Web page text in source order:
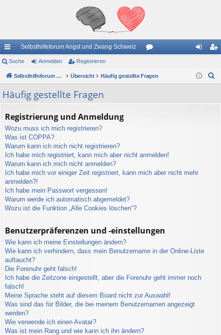
ch
ne
llz
riff
Selbsthilfeforum Angst und Zwang Schweiz
en m ist
Suche Anmelden Registrieren
Selbsthilfeforum Angst und Zwang Schweiz Übersicht Häufig gestellte Fragen
Häufig gestellte Fragen
Registrierung und Anmeldung
Wozu muss ich mich registrieren?
Was ist COPPA?
Warum kann ich mich nicht registrieren?
Ich habe mich registriert, kann mich aber nicht anmelden!
Warum kann ich mich nicht anmelden?
Ich habe mich vor einiger Zeit registriert, kann mich aber nicht mehr
anmelden?!
Ich habe mein Passwort vergessen!
Warum werde ich automatisch abgemeldet?
Wozu ist die Funktion „Alle Cookies löschen“?
Benutzerpräferenzen und -einstellungen
Wie kann ich meine Einstellungen ändern?
Wie kann ich verhindern, dass mein Benutzername in der Online-Liste
auftaucht?
Die Forenuhr geht falsch!
Ich habe die Zeitzone eingestellt, aber die Forenuhr geht immer noch
falsch!
Meine Sprache steht auf diesem Board nicht zur Auswahl!
Was sind das für Bilder, die bei meinem Benutzernamen angezeigt
werden?
Wie verwende ich einen Avatar?
Was ist mein Rang und wie kann ich ihn ändern?